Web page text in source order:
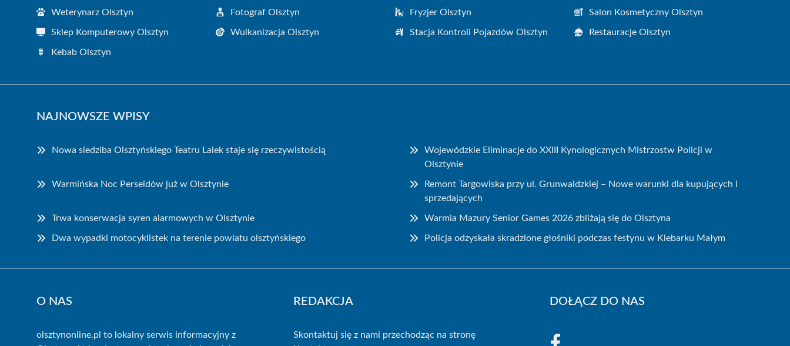
Weterynarz Olsztyn Fotograf Olsztyn Fryzjer Olsztyn Salon Kosmetyczny Olsztyn
Sklep Komputerowy Olsztyn Wulkanizacja Olsztyn Stacja Kontroli Pojazdów Olsztyn Restauracje Olsztyn
Kebab Olsztyn
NAJNOWSZE WPISY
Nowa siedziba Olsztyńskiego Teatru Lalek staje się rzeczywistością
Wojewódzkie Eliminacje do XXIII Kynologicznych Mistrzostw Policji w
Olsztynie
Warmińska Noc Perseidów już w Olsztynie
Remont Targowiska przy ul. Grunwaldzkiej – Nowe warunki dla kupujących i
sprzedających
Trwa konserwacja syren alarmowych w Olsztynie Warmia Mazury Senior Games 2026 zbliżają się do Olsztyna
Dwa wypadki motocyklistek na terenie powiatu olsztyńskiego Policja odzyskała skradzione głośniki podczas festynu w Klebarku Małym
O NAS
olsztynonline.pl to lokalny serwis informacyjny z
REDAKCJA
Skontaktuj się z nami przechodząc na stronę
DOŁĄCZ DO NAS